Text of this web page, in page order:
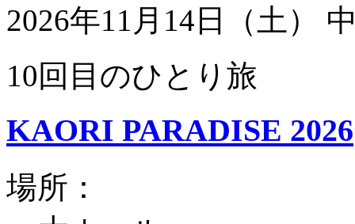
2026年11月14日（土）
10回目のひとり旅
KAORI PARADISE 2026
場所：